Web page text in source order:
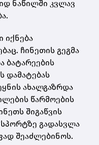
ნაწილში კვლავ
იქნება
ჩინეთის გეგმა
ბატარეების
დამატებას
ახალგაზრდა
წარმოების
შიგაწვის
გადასვლა
შეაძლებინოს.